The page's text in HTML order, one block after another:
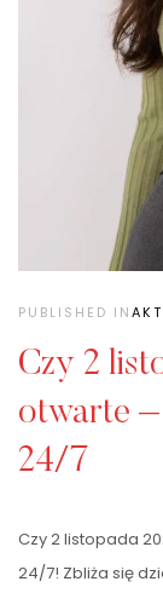
PUBLISHED IN
Czy 2
otwarte
24/7
Czy 2 listopada
24/7! Zbliża się